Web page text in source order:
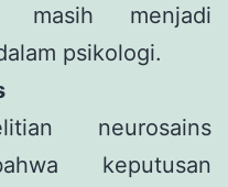
masih menjadi
psikologi.
neurosains
keputusan